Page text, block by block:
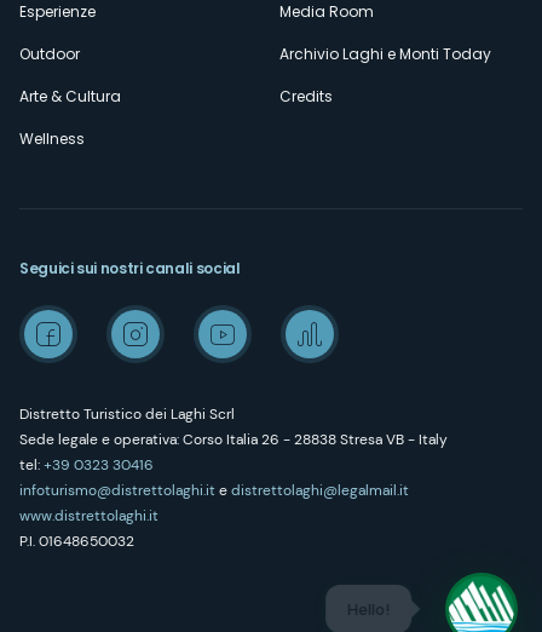
Esperienze
Outdoor
Arte & Cultura
Wellness
Media Room
Archivio Laghi e Monti Today
Credits
Distretto Turistico dei Laghi Scrl
Sede legale e operativa: Corso Italia 26 - 28838 Stresa VB - Italy
tel:+39 0323 30416
infoturismo@distrettolaghi.itedistrettolaghi@legalmail.it
www.distrettolaghi.it
P.I. 01648650032
Seguici sui nostri canali social